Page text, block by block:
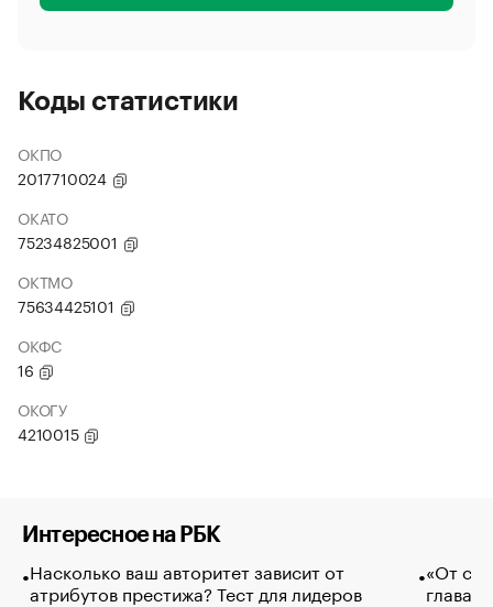
Коды статистики
ОКПО
2017710024
ОКАТО
75234825001
ОКТМО
75634425101
ОКФС
16
ОКОГУ
4210015
Интересное на РБК
Насколько ваш авторитет зависит от
атрибутов престижа? Тест для лидеров
«От
глава